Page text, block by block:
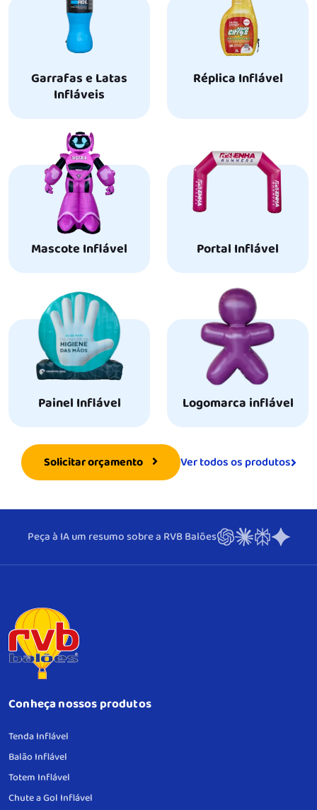
Garrafas e Latas
Infláveis
Réplica Inflável
Mascote Inflável Portal Inflável
Painel Inflável Logomarca inflável
Solicitar orçamento Ver todos os produtos
Peça à IA um resumo sobre a RVB Balões
Conheça nossos produtos
Tenda Inflável
Balão Inflável
Totem Inflável
Chute a Gol Inflável